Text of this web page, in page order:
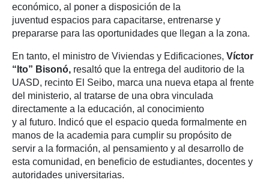
económico, al poner a disposición de la
juventud espacios para capacitarse, entrenarse y
prepararse para las oportunidades que llegan a la zona.
En tanto, el ministro de Viviendas y Edificaciones, Víctor
“Ito” Bisonó, resaltó que la entrega del auditorio de la
UASD, recinto El Seibo, marca una nueva etapa al frente
del ministerio, al tratarse de una obra vinculada
directamente a la educación, al conocimiento
y al futuro. Indicó que el espacio queda formalmente en
manos de la academia para cumplir su propósito de
servir a la formación, al pensamiento y al desarrollo de
esta comunidad, en beneficio de estudiantes, docentes y
autoridades universitarias.